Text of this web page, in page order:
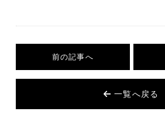
前の記事へ
一覧へ戻る